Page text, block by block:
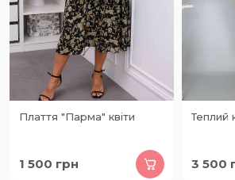
Плаття "Парма" квіти
1 500 грн
Теплий
3 500